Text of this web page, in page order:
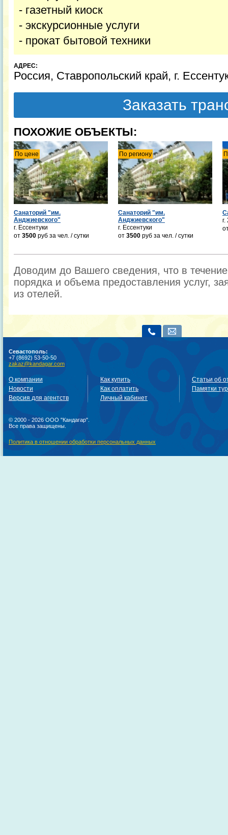
- газетный киоск
- экскурсионные услуги
- прокат бытовой техники
АДРЕС:
Россия, Ставропольский край, г.
Заказать
ПОХОЖИЕ ОБЪЕКТЫ:
По цене
Санаторий "им.
Анджиевского"
г. Ессентуки
от 3500 руб за чел. / сутки
По региону
Санаторий "им.
Анджиевского"
г. Ессентуки
от 3500 руб за чел. / сутки
Доводим до Вашего сведения, что в
порядка и объема предоставления услуг,
из отелей.
Севастополь:
+7 (8692) 53-50-50
zakaz@kandagar.com
О компании
Новости
Версия для агентств
Как купить
Как оплатить
Личный кабинет
Статьи об
Памятки
© 2000 - 2026 ООО "Кандагар".
Все права защищены.
Политика в отношении обработки персональных данных